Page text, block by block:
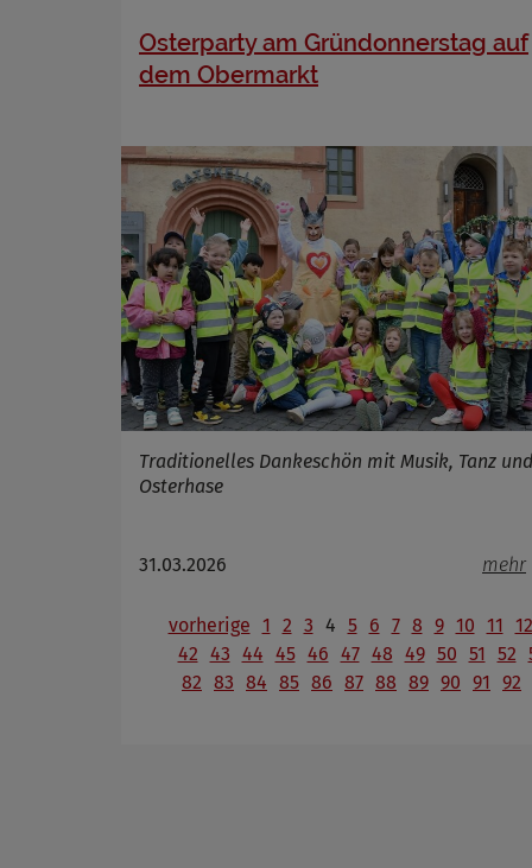
Osterparty am Gründonnerstag auf
dem Obermarkt
Traditionelles Dankeschön mit Musik, Tanz und
Osterhase
31.03.2026 mehr
vorherige 1 2 3 4 5 6 7 8 9 10 11 12
42 43 44 45 46 47 48 49 50 51 52
82 83 84 85 86 87 88 89 90 91 92